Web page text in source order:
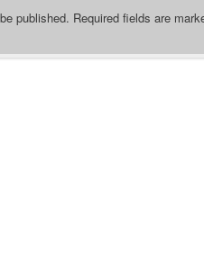
published. Required fields are